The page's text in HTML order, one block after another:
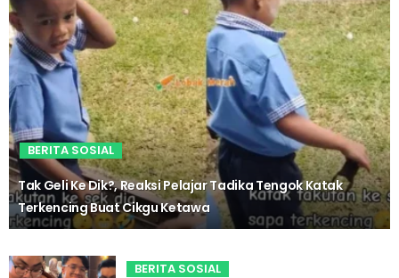
BERITA SOSIAL
Tak Geli Ke Dik?, Reaksi Pelajar Tadika Tengok Katak
Terkencing Buat Cikgu Ketawa
BERITA SOSIAL